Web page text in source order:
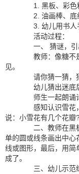
1. 黑板、彩色
2. 油画棒、底纹
3. 幼儿用书人
活动过程：
一、 猜谜，引
教师：像糖不是
见。
请你猜一猜，
幼儿猜出迷底后
师生一起朗诵诗
感知认识雪花，
说：小雪花有几个花
二、教师在黑板
单的圆或线条画出中心
线或图形，最后，用简
成了。
三、幼儿示范